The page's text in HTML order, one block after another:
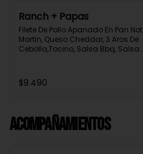
Ranch + Papas
Filete De Pollo Apanado En Pan Not
Martin, Queso Cheddar, 3 Aros De
Cebolla,Tocino, Salsa Bbq, Salsa
$9.490
Acompañamientos